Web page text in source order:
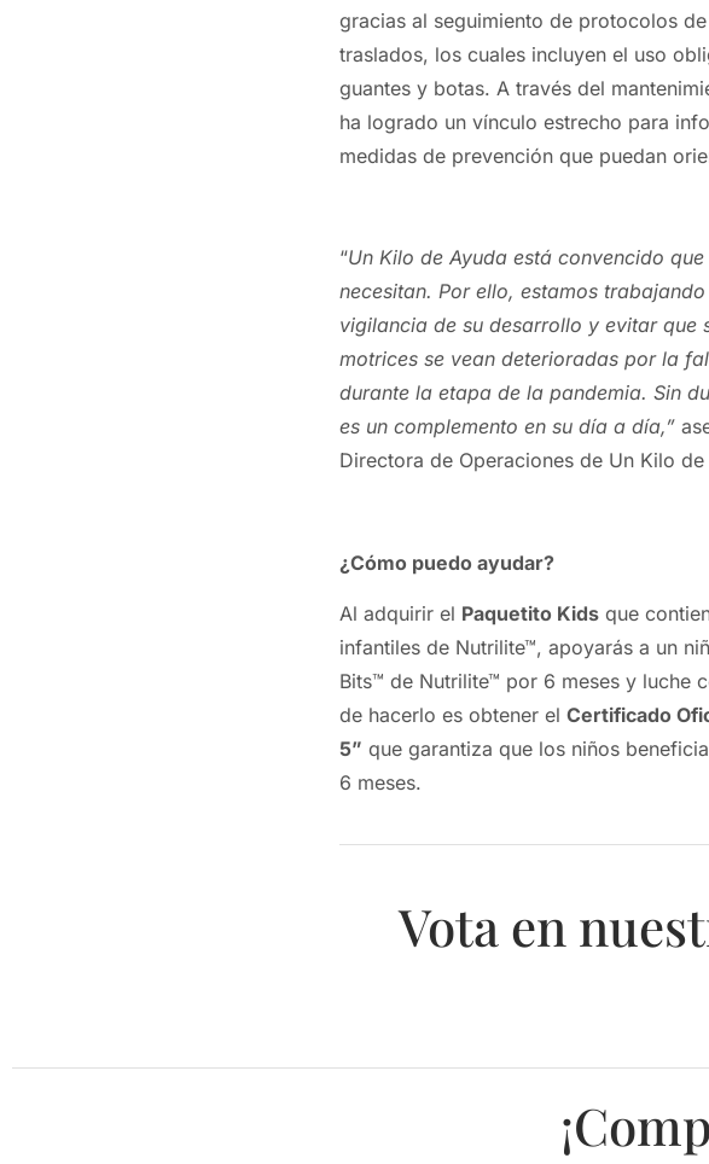
gracias al seguimiento de protocolos
traslados, los cuales incluyen el uso
guantes y botas. A través del
ha logrado unvínculo estrecho para
medidas de prevención que puedan
“Un Kilo de Ayudaestá convencido que
necesitan. Por ello, estamos
vigilancia de su desarrollo y evitar que
motrices se vean deterioradas por la
durante la etapa de la pandemia. Sin
es uncomplemento en su día a día,”
Directora de Operaciones de Un Kilo de
¿Cómo puedo ayudar?
Al adquirir el Paquetito Kidsque
infantiles de Nutrilite™, apoyarás a un
Bits™ de Nutrilite™ por 6 meses y luche
de hacerlo es obtener el Certificado
5” que garantiza que los niños
6 meses.
Vota en